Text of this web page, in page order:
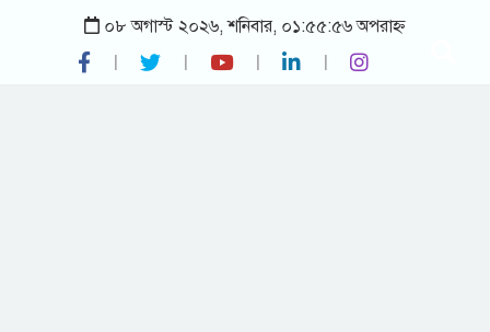
০৮ অগাস্ট ২০২৬, শনিবার, ০১:৫৫:৫৬ অপরাহ্ন